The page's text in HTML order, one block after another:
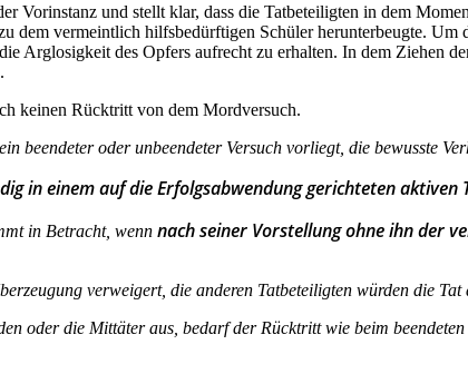
Vorinstanz und stellt klar, dass die Tatbeteiligten in dem
dem vermeintlich hilfsbedürftigen Schüler herunterbeugte.
Arglosigkeit des Opfers aufrecht zu erhalten. In dem Ziehen
keinen Rücktritt von dem Mordversuch.
beendeter oder unbeendeter Versuch vorliegt, die bewusste
in einem auf die Erfolgsabwendung gerichteten aktiven
in Betracht, wenn nach seiner Vorstellung ohne ihn der
verweigert, die anderen Tatbeteiligten würden die
oder die Mittäter aus, bedarf der Rücktritt wie beim